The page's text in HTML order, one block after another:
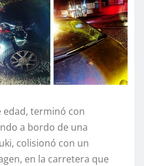
edad, terminó con
a bordo de una
colisionó con un
en la carretera que